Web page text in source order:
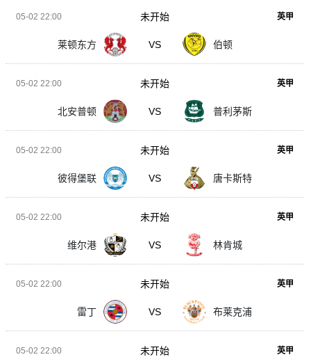
05-02 22:00 英甲
莱顿东方 VS 伯顿
未开始
05-02 22:00 英甲
北安普顿 VS 普利茅斯
未开始
05-02 22:00 英甲
彼得堡联 VS 唐卡斯特
未开始
05-02 22:00 英甲
维尔港 VS 林肯城
未开始
05-02 22:00 英甲
雷丁 VS 布莱克浦
未开始
05-02 22:00 英甲
未开始